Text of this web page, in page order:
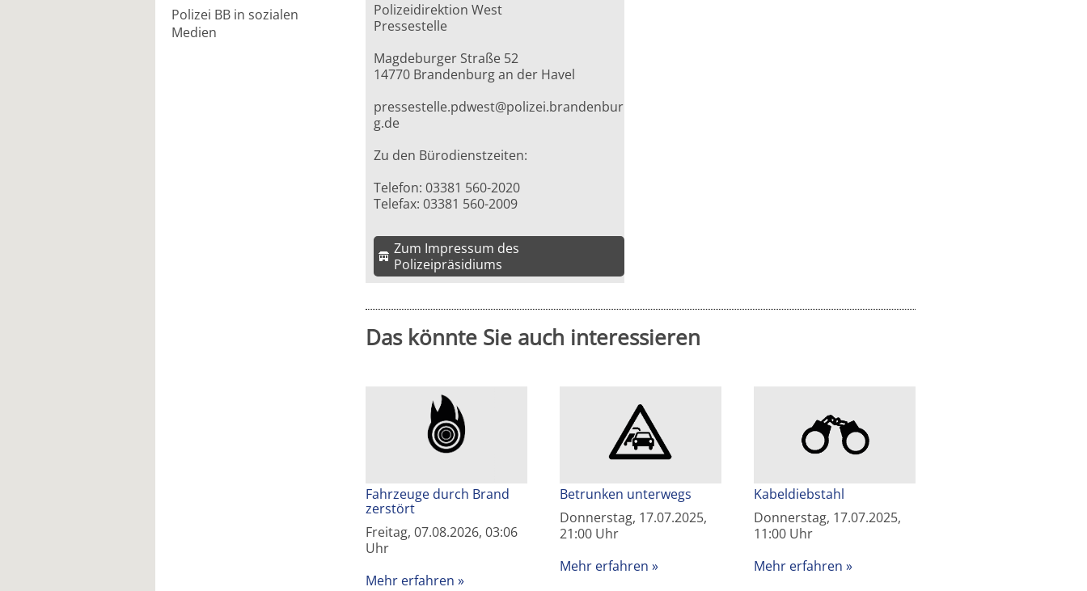
Polizei BB in sozialen
Medien
Polizeidirektion West
Pressestelle
Magdeburger Straße 52
14770 Brandenburg an der Havel
pressestelle.pdwest@polizei.brandenbur
g.de
Zu den Bürodienstzeiten:
Telefon: 03381 560-2020
Telefax: 03381 560-2009
Zum Impressum des
Polizeipräsidiums
Das könnte Sie auch interessieren
Fahrzeuge durch Brand
zerstört
Freitag, 07.08.2026, 03:06
Uhr
Mehr erfahren
Betrunken unterwegs
Donnerstag, 17.07.2025,
21:00 Uhr
Mehr erfahren
Kabeldiebstahl
Donnerstag, 17.07.2025,
11:00 Uhr
Mehr erfahren